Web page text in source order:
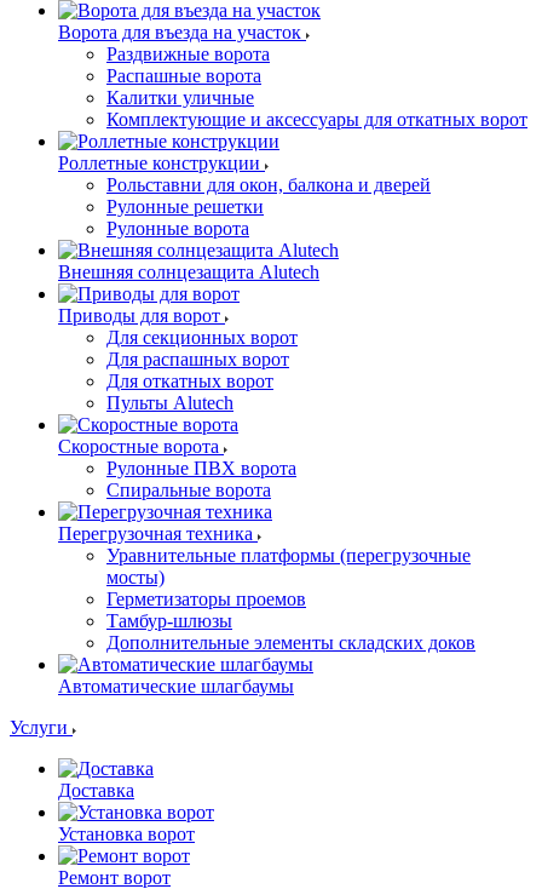
Ворота для въезда на участок
Раздвижные ворота
Распашные ворота
Калитки уличные
Комплектующие и аксессуары для откатных ворот
Роллетные конструкции
Рольставни для окон, балкона и дверей
Рулонные решетки
Рулонные ворота
Внешняя солнцезащита Alutech
Приводы для ворот
Для секционных ворот
Для распашных ворот
Для откатных ворот
Пульты Alutech
Скоростные ворота
Рулонные ПВХ ворота
Спиральные ворота
Перегрузочная техника
Уравнительные платформы (перегрузочные
мосты)
Герметизаторы проемов
Тамбур-шлюзы
Дополнительные элементы складских доков
Автоматические шлагбаумы
Услуги
Доставка
Установка ворот
Ремонт ворот